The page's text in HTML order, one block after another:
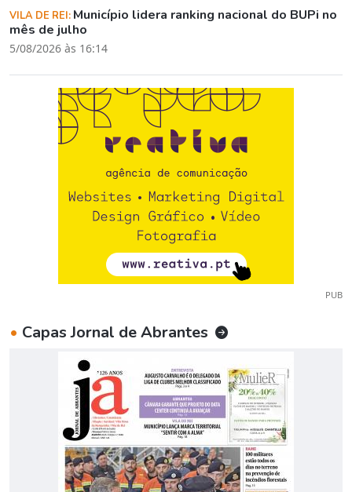
VILA DE REI: Município lidera ranking nacional do BUPi no
mês de julho
5/08/2026 às 16:14
PUB
• Capas Jornal de Abrantes